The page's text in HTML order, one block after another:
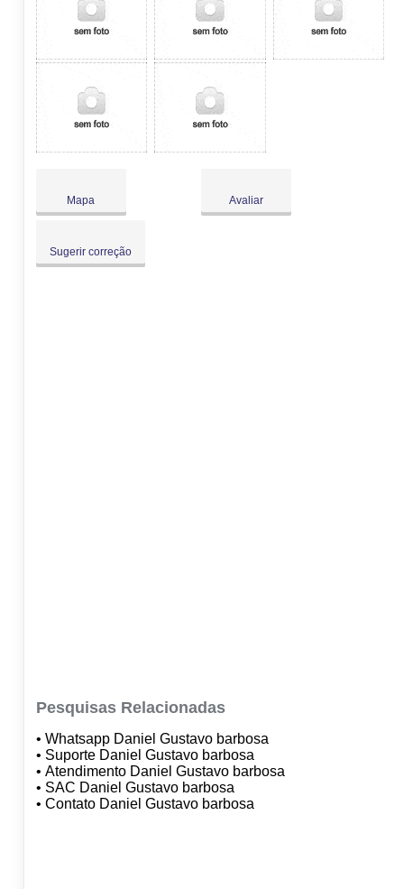
Mapa Avaliar
Sugerir correção
Pesquisas Relacionadas
• Whatsapp Daniel Gustavo barbosa
• Suporte Daniel Gustavo barbosa
• Atendimento Daniel Gustavo barbosa
• SAC Daniel Gustavo barbosa
• Contato Daniel Gustavo barbosa